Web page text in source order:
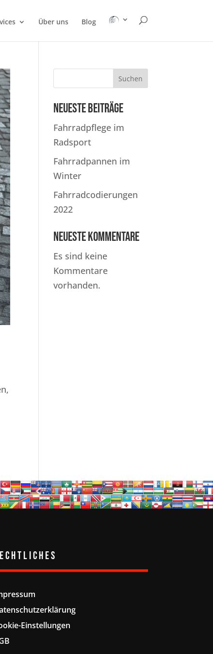
Über uns Blog
Suchen
Neueste Beiträge
Fahrradpflege im
Radsport
Fahrradpannen im
Winter
Fahrradcodierungen
2022
Neueste Kommentare
Es sind keine
Kommentare
vorhanden.
Einstellungen